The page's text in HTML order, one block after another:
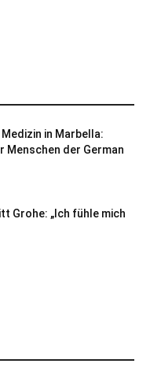
in Marbella:
Menschen der German
Grohe: „Ich fühle mich